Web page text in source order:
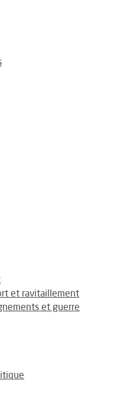
et ravitaillement
et guerre